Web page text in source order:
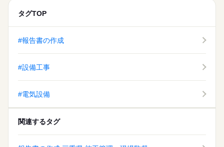
タグTOP
#報告書の作成
#設備工事
#電気設備
関連するタグ